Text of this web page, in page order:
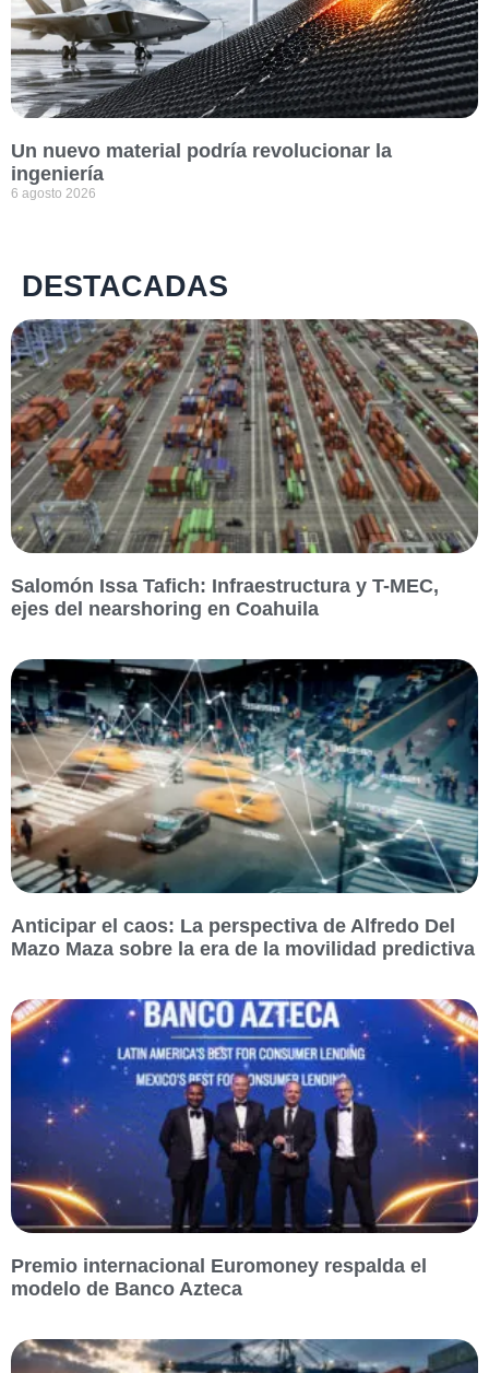
Un nuevo material podría revolucionar la
ingeniería
6 agosto 2026
DESTACADAS
Salomón Issa Tafich: Infraestructura y T-MEC,
ejes del nearshoring en Coahuila
Anticipar el caos: La perspectiva de Alfredo Del
Mazo Maza sobre la era de la movilidad predictiva
Premio internacional Euromoney respalda el
modelo de Banco Azteca